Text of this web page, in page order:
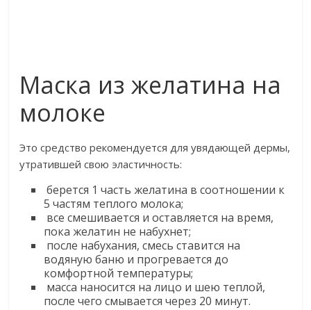
Маска из желатина на
молоке
Это средство рекомендуется для увядающей дермы,
утратившей свою эластичность:
берется 1 часть желатина в соотношении к
5 частям теплого молока;
все смешивается и оставляется на время,
пока желатин не набухнет;
после набухания, смесь ставится на
водяную баню и прогревается до
комфортной температуры;
масса наносится на лицо и шею теплой,
после чего смывается через 20 минут.